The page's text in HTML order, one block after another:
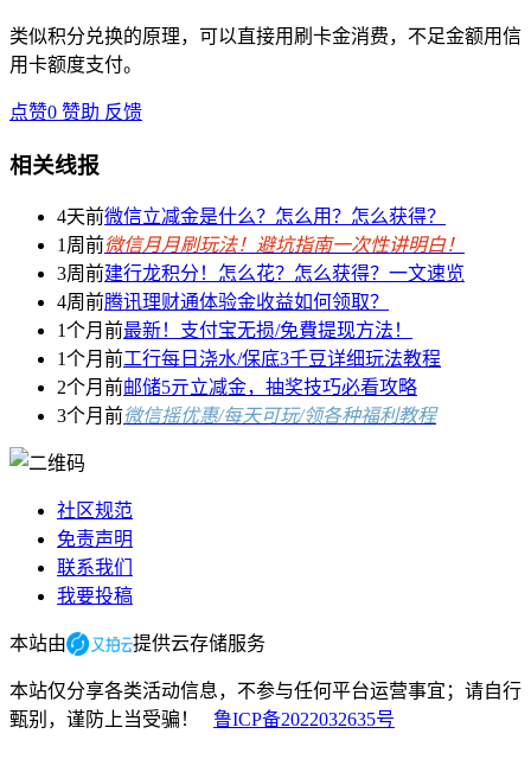
类似积分兑换的原理，可以直接用刷卡金消费，不足金额用信
用卡额度支付。
点赞0 赞助 反馈
相关线报
4天前微信立减金是什么？怎么用？怎么获得？
1周前微信月月刷玩法！避坑指南一次性讲明白！
3周前建行龙积分！怎么花？怎么获得？一文速览
4周前腾讯理财通体验金收益如何领取？
1个月前最新！支付宝无损/免費提现方法！
1个月前工行每日浇水/保底3千豆详细玩法教程
2个月前邮储5亓立减金，抽奖技巧必看攻略
3个月前微信摇优惠/每天可玩/领各种福利教程
社区规范
免责声明
联系我们
我要投稿
本站由 提供云存储服务
本站仅分享各类活动信息，不参与任何平台运营事宜；请自行
甄别，谨防上当受骗！
鲁ICP备2022032635号